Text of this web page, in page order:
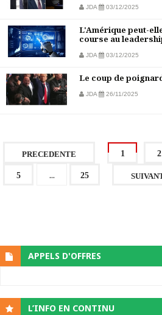
JDA 03/12/2025
L'Amérique peut-
course au
JDA 03/12/2025
Le coup de
JDA 26/11/2025
PRECEDENTE 1 2
5 ... 25
APPELS D'OFFRES
L’INFO EN CONTINU